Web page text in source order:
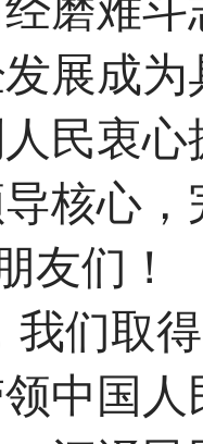
展成
民衷
核心
友们！
我们取
中国